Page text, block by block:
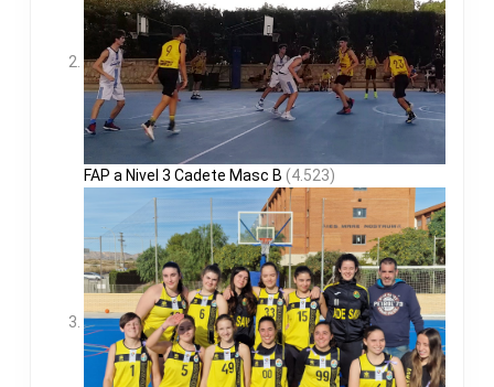
FAP a Nivel 3 Cadete Masc B (4.523)